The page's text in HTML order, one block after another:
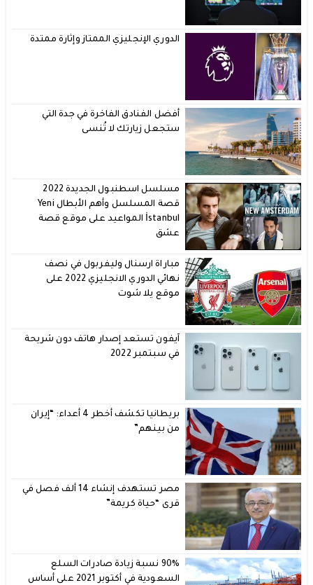
الدوري الإنجليزي الممتاز وإثارة ممتدة
أفضل الفنادق الفاخرة في جدة التي
ستجعل زيارتك لا تُنسى
مسلسل اسطنبول الجديدة 2022
قصة المسلسل وأهم الأبطال Yeni
İstanbul المواعيد على موقع قصة
عشق
مباراة ارسنال وليفربول في نصف
نهائي الدوري الانجليزي 2022 على
موقع يلا شوت
آيفون تستعد إصدار هاتف دون شريحة
في سبتمبر 2022
بريطانيا تكشف أخطر 4 أعداء: “إيران
من بينهم”
مصر تستهدف إنشاء 14 ألف فصل في
قرى “حياة كريمة”
90% نسبة زيادة صادرات السلع
السعودية في أكتوبر 2021 على أساس